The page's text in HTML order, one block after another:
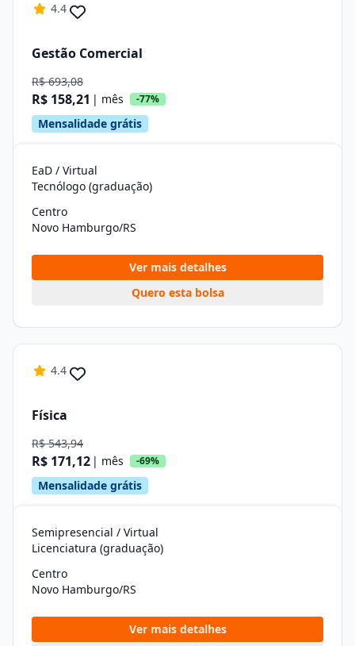
4.4
Gestão Comercial
R$ 693,08
R$ 158,21 | mês -77%
Mensalidade grátis
EaD / Virtual
Tecnólogo (graduação)
Centro
Novo Hamburgo/RS
Ver mais detalhes
Quero esta bolsa
4.4
Física
R$ 543,94
R$ 171,12 | mês -69%
Mensalidade grátis
Semipresencial / Virtual
Licenciatura (graduação)
Centro
Novo Hamburgo/RS
Ver mais detalhes